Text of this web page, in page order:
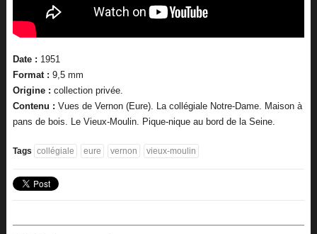
Date : 1951
Format : 9,5 mm
Origine : collection privée.
Contenu : Vues de Vernon (Eure). La collégiale Notre-Dame. Maison à
pans de bois. Le Vieux-Moulin. Pique-nique au bord de la Seine.
Tags collégiale eure vernon vieux-moulin